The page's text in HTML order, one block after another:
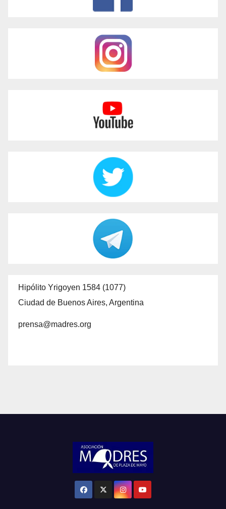
Hipólito Yrigoyen 1584 (1077)
Ciudad de Buenos Aires, Argentina
prensa@madres.org